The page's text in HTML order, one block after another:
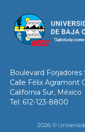
Boulevard
Calle Félix Agramont
California Sur, México
Tel: 612-123-8800
2026 ©